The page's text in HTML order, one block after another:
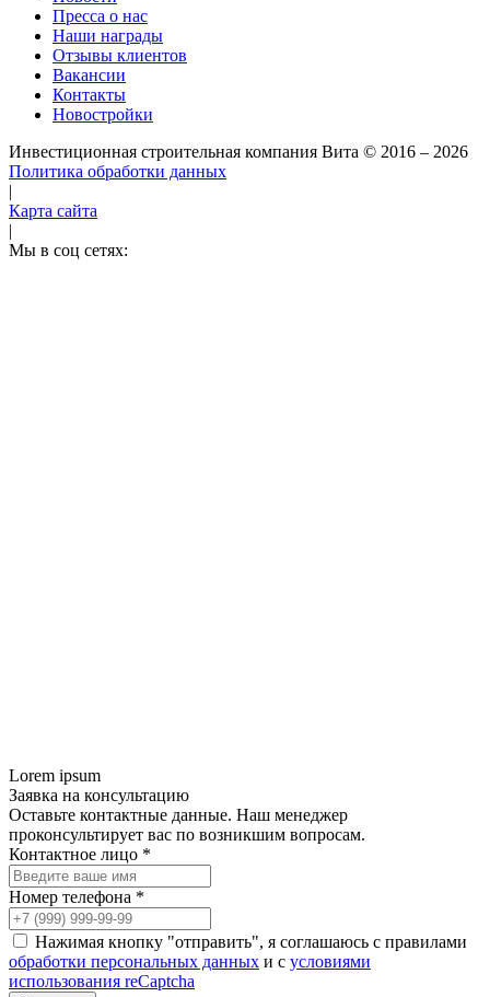
Пресса о нас
Наши награды
Отзывы клиентов
Вакансии
Контакты
Новостройки
Инвестиционная строительная компания Вита © 2016 – 2026
Политика обработки данных
|
Карта сайта
|
Мы в соц сетях:
Lorem ipsum
Заявка на консультацию
Оставьте контактные данные. Наш менеджер
проконсультирует вас по возникшим вопросам.
Контактное лицо *
Номер телефона *
Нажимая кнопку "отправить", я соглашаюсь с правилами
обработки персональных данных и с условиями
использования reCaptcha